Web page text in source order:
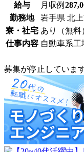
給与 月収例
勤務地
岩手県 北
寮・社宅 あり（無料
仕事内容 自動車系工
募集が停止していま